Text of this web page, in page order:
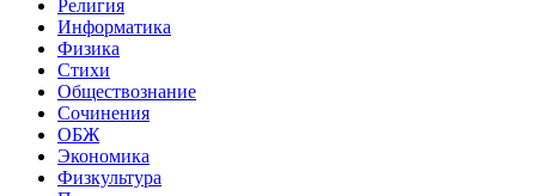
Религия
Информатика
Физика
Стихи
Обществознание
Сочинения
ОБЖ
Экономика
Физкультура